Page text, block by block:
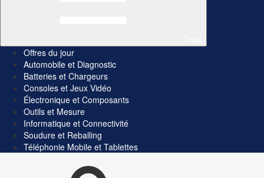
Offres du jour
Automobile et Diagnostic
Batteries et Chargeurs
Consoles et Jeux Vidéo
Électronique et Composants
Outils et Mesure
Informatique et Connectivité
Soudure et Reballing
Téléphonie Mobile et Tablettes